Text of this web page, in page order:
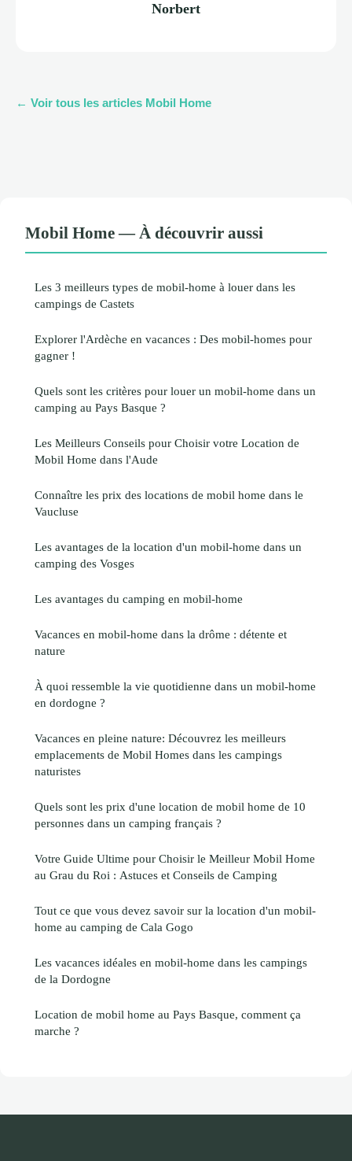
Norbert
← Voir tous les articles Mobil Home
Mobil Home — À découvrir aussi
Les 3 meilleurs types de mobil-home à louer dans les
campings de Castets
Explorer l'Ardèche en vacances : Des mobil-homes pour
gagner !
Quels sont les critères pour louer un mobil-home dans un
camping au Pays Basque ?
Les Meilleurs Conseils pour Choisir votre Location de
Mobil Home dans l'Aude
Connaître les prix des locations de mobil home dans le
Vaucluse
Les avantages de la location d'un mobil-home dans un
camping des Vosges
Les avantages du camping en mobil-home
Vacances en mobil-home dans la drôme : détente et
nature
À quoi ressemble la vie quotidienne dans un mobil-home
en dordogne ?
Vacances en pleine nature: Découvrez les meilleurs
emplacements de Mobil Homes dans les campings
naturistes
Quels sont les prix d'une location de mobil home de 10
personnes dans un camping français ?
Votre Guide Ultime pour Choisir le Meilleur Mobil Home
au Grau du Roi : Astuces et Conseils de Camping
Tout ce que vous devez savoir sur la location d'un mobil-
home au camping de Cala Gogo
Les vacances idéales en mobil-home dans les campings
de la Dordogne
Location de mobil home au Pays Basque, comment ça
marche ?